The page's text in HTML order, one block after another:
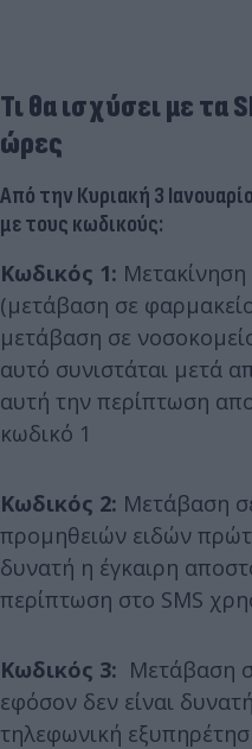
Τι θα ισχύσει με τα
ώρες
Από την Κυριακή 3
με τους κωδικούς:
Κωδικός 1: Μετακίνηση
(μετάβαση σε
μετάβαση σε
αυτό συνιστάται μετά
αυτή την περίπτωση
κωδικό 1
Κωδικός 2: Μετάβαση
προμηθειών ειδών
δυνατή η έγκαιρη
περίπτωση στο SMS
Κωδικός 3: Μετάβαση
εφόσον δεν είναι
τηλεφωνική